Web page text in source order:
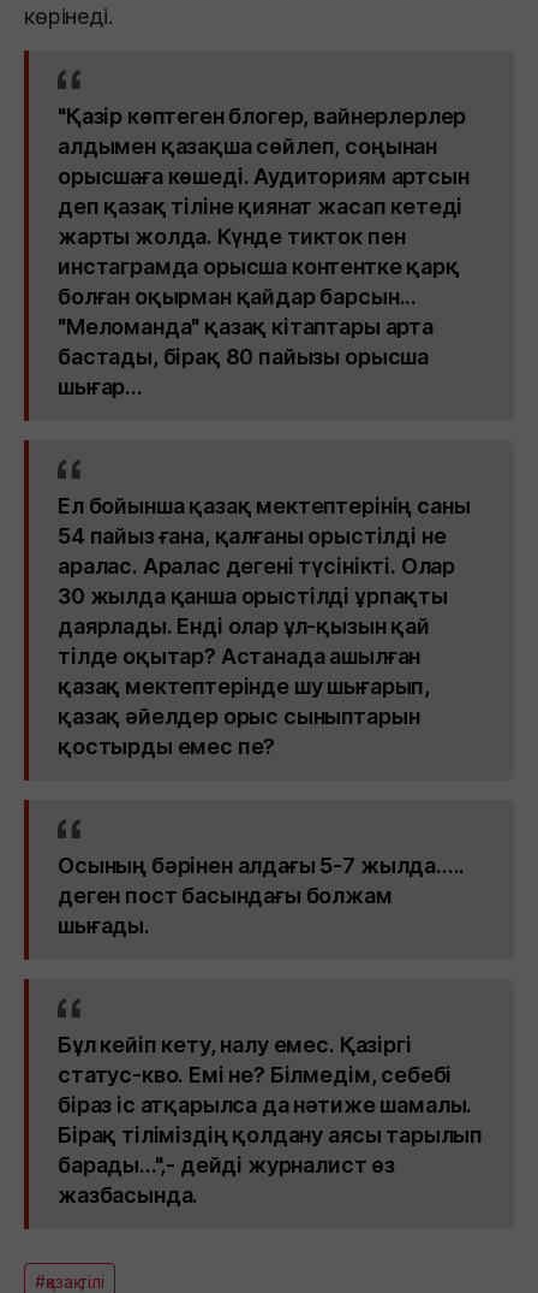
көрінеді.
"Қазір көптеген блогер, вайнерлерлер
алдымен қазақша сөйлеп, соңынан
орысшаға көшеді. Аудиториям артсын
деп қазақ тіліне қиянат жасап кетеді
жарты жолда. Күнде тикток пен
инстаграмда орысша контентке қарқ
болған оқырман қайдар барсын...
"Меломанда" қазақ кітаптары арта
бастады, бірақ 80 пайызы орысша
шығар...
Ел бойынша қазақ мектептерінің саны
54 пайыз ғана, қалғаны орыстілді не
аралас. Аралас дегені түсінікті. Олар
30 жылда қанша орыстілді ұрпақты
даярлады. Енді олар ұл-қызын қай
тілде оқытар? Астанада ашылған
қазақ мектептерінде шу шығарып,
қазақ әйелдер орыс сыныптарын
қостырды емес пе?
Осының бәрінен алдағы 5-7 жылда.....
деген пост басындағы болжам
шығады.
Бұл кейіп кету, налу емес. Қазіргі
статус-кво. Емі не? Білмедім, себебі
біраз іс атқарылса да нәтиже шамалы.
Бірақ тіліміздің қолдану аясы тарылып
барады...",- дейді журналист өз
жазбасында.
#қазақ тілі